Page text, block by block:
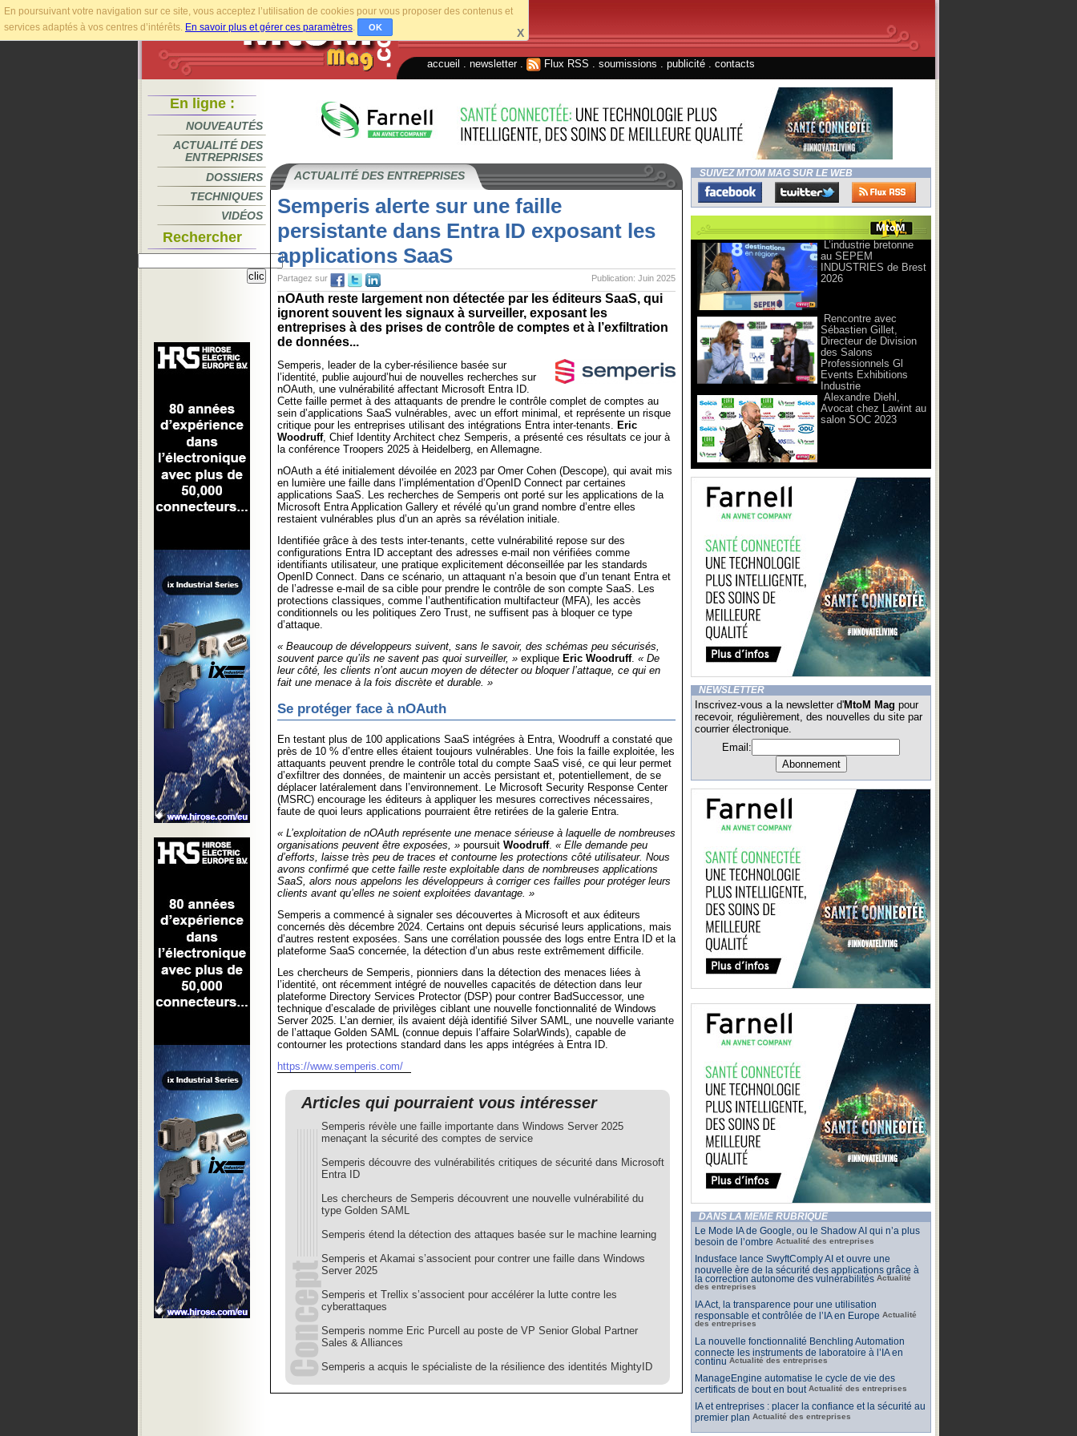
En poursuivant votre navigation sur ce site, vous acceptez l’utilisation de cookies pour vous proposer des contenus et
services adaptés à vos centres d’intérêts. En savoir plus et gérer ces paramètres. OK X
accueil newsletter. Flux RSS soumissions publicité contacts
En ligne :
NOUVEAUTÉS
ACTUALITÉ DES
ENTREPRISES
DOSSIERS
TECHNIQUES
VIDÉOS
Rechercher
ACTUALITÉ DES ENTREPRISES
Semperis alerte sur une faille
persistante dans Entra ID exposant les
applications SaaS
Publication: Juin 2025
Partagez sur
nOAuth reste largement non détectée par les éditeurs SaaS, qui
ignorent souvent les signaux à surveiller, exposant les
entreprises à des prises de contrôle de comptes et à l’exfiltration
de données...
Semperis, leader de la cyber-résilience basée sur
l’identité, publie aujourd’hui de nouvelles recherches sur
nOAuth, une vulnérabilité affectant Microsoft Entra ID.
Cette faille permet à des attaquants de prendre le contrôle complet de comptes au
sein d’applications SaaS vulnérables, avec un effort minimal, et représente un risque
critique pour les entreprises utilisant des intégrations Entra inter-tenants. Eric
Woodruff, Chief Identity Architect chez Semperis, a présenté ces résultats ce jour à
la conférence Troopers 2025 à Heidelberg, en Allemagne.
nOAuth a été initialement dévoilée en 2023 par Omer Cohen (Descope), qui avait mis
en lumière une faille dans l’implémentation d’OpenID Connect par certaines
applications SaaS. Les recherches de Semperis ont porté sur les applications de la
Microsoft Entra Application Gallery et révélé qu’un grand nombre d’entre elles
restaient vulnérables plus d’un an après sa révélation initiale.
Identifiée grâce à des tests inter-tenants, cette vulnérabilité repose sur des
configurations Entra ID acceptant des adresses e-mail non vérifiées comme
identifiants utilisateur, une pratique explicitement déconseillée par les standards
OpenID Connect. Dans ce scénario, un attaquant n’a besoin que d’un tenant Entra et
de l’adresse e-mail de sa cible pour prendre le contrôle de son compte SaaS. Les
protections classiques, comme l’authentification multifacteur (MFA), les accès
conditionnels ou les politiques Zero Trust, ne suffisent pas à bloquer ce type
d’attaque.
« Beaucoup de développeurs suivent, sans le savoir, des schémas peu sécurisés,
souvent parce qu’ils ne savent pas quoi surveiller, » explique Eric Woodruff. « De
leur côté, les clients n’ont aucun moyen de détecter ou bloquer l’attaque, ce qui en
fait une menace à la fois discrète et durable. »
Se protéger face à nOAuth
En testant plus de 100 applications SaaS intégrées à Entra, Woodruff a constaté que
près de 10 % d’entre elles étaient toujours vulnérables. Une fois la faille exploitée, les
attaquants peuvent prendre le contrôle total du compte SaaS visé, ce qui leur permet
d’exfiltrer des données, de maintenir un accès persistant et, potentiellement, de se
déplacer latéralement dans l’environnement. Le Microsoft Security Response Center
(MSRC) encourage les éditeurs à appliquer les mesures correctives nécessaires,
faute de quoi leurs applications pourraient être retirées de la galerie Entra.
« L’exploitation de nOAuth représente une menace sérieuse à laquelle de nombreuses
organisations peuvent être exposées, » poursuit Woodruff. « Elle demande peu
d’efforts, laisse très peu de traces et contourne les protections côté utilisateur. Nous
avons confirmé que cette faille reste exploitable dans de nombreuses applications
SaaS, alors nous appelons les développeurs à corriger ces failles pour protéger leurs
clients avant qu’elles ne soient exploitées davantage. »
Semperis a commencé à signaler ses découvertes à Microsoft et aux éditeurs
concernés dès décembre 2024. Certains ont depuis sécurisé leurs applications, mais
d’autres restent exposées. Sans une corrélation poussée des logs entre Entra ID et la
plateforme SaaS concernée, la détection d’un abus reste extrêmement difficile.
Les chercheurs de Semperis, pionniers dans la détection des menaces liées à
l’identité, ont récemment intégré de nouvelles capacités de détection dans leur
plateforme Directory Services Protector (DSP) pour contrer BadSuccessor, une
technique d’escalade de privilèges ciblant une nouvelle fonctionnalité de Windows
Server 2025. L’an dernier, ils avaient déjà identifié Silver SAML, une nouvelle variante
de l’attaque Golden SAML (connue depuis l’affaire SolarWinds), capable de
contourner les protections standard dans les apps intégrées à Entra ID.
https://www.semperis.com/
Articles qui pourraient vous intéresser
Semperis révèle une faille importante dans Windows Server 2025
menaçant la sécurité des comptes de service
Semperis découvre des vulnérabilités critiques de sécurité dans Microsoft
Entra ID
Les chercheurs de Semperis découvrent une nouvelle vulnérabilité du
type Golden SAML
Semperis étend la détection des attaques basée sur le machine learning
Semperis et Akamai s’associent pour contrer une faille dans Windows
Server 2025
Semperis et Trellix s’associent pour accélérer la lutte contre les
cyberattaques
Semperis nomme Eric Purcell au poste de VP Senior Global Partner
Sales & Alliances
Semperis a acquis le spécialiste de la résilience des identités MightyID
SUIVEZ MTOM MAG SUR LE WEB
L’industrie bretonne
au SEPEM
INDUSTRIES de Brest
2026
Rencontre avec
Sébastien Gillet,
Directeur de Division
des Salons
Professionnels Gl
Events Exhibitions
Industrie
Alexandre Diehl,
Avocat chez Lawint au
salon SOC 2023
NEWSLETTER
Inscrivez-vous a la newsletter d'MtoM Mag pour
recevoir, régulièrement, des nouvelles du site par
courrier électronique.
Email:
DANS LA MÊME RUBRIQUE
Le Mode IA de Google, ou le Shadow AI qui n’a plus
besoin de l’ombre Actualité des entreprises
Indusface lance SwyftComply AI et ouvre une
nouvelle ère de la sécurité des applications grâce à
la correction autonome des vulnérabilités Actualité
des entreprises
IA Act, la transparence pour une utilisation
responsable et contrôlée de l’IA en Europe Actualité
des entreprises
La nouvelle fonctionnalité Benchling Automation
connecte les instruments de laboratoire à l’IA en
continu Actualité des entreprises
ManageEngine automatise le cycle de vie des
certificats de bout en bout Actualité des entreprises
IA et entreprises : placer la confiance et la sécurité au
premier plan Actualité des entreprises